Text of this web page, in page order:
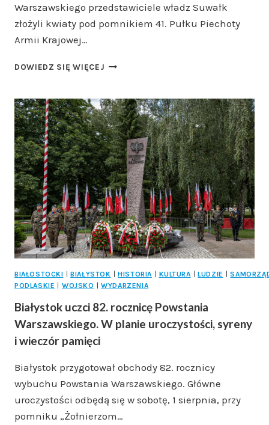
Warszawskiego przedstawiciele władz Suwałk
złożyli kwiaty pod pomnikiem 41. Pułku Piechoty
Armii Krajowej…
DOWIEDZ SIĘ WIĘCEJ SUWAŁKI
POWSTAŃCOM
WARSZAWSKIM.
PRZED
ROCZNICĄ
ZŁOŻONO
KWIATY
POD
POMNIKIEM
AK
BIAŁOSTOCKI BIAŁYSTOK HISTORIA KULTURA LUDZIE
PODLASKIE
WOJSKO WYDARZENIA
Białystok uczci 82. rocznicę Powstania
Warszawskiego. W planie uroczystości, syreny
i wieczór pamięci
Białystok przygotował obchody 82. rocznicy
wybuchu Powstania Warszawskiego. Główne
uroczystości odbędą się w sobotę, 1 sierpnia, przy
pomniku „Żołnierzom…